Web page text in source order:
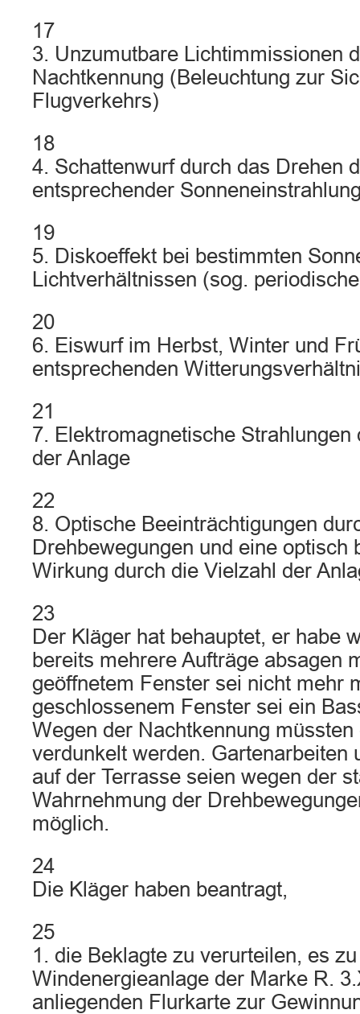
17
3. Unzumutbare Lichtimmissionen
Nachtkennung (Beleuchtung zur
Flugverkehrs)
18
4. Schattenwurf durch das Drehen
entsprechender
19
5. Diskoeffekt bei bestimmten
Lichtverhältnissen (sog.
20
6. Eiswurf im Herbst, Winter und
entsprechenden
21
7. Elektromagnetische Strahlungen
der Anlage
22
8. Optische Beeinträchtigungen
Drehbewegungen und eine optisch
Wirkung durch die Vielzahl der
23
Der Kläger hat behauptet, er habe
bereits mehrere Aufträge absagen
geöffnetem Fenster sei nicht mehr
geschlossenem Fenster sei ein
Wegen der Nachtkennung
verdunkelt werden. Gartenarbeiten
auf der Terrasse seien wegen der
Wahrnehmung der
möglich.
24
Die Kläger haben beantragt,
25
1. die Beklagte zu verurteilen, es
Windenergieanlage der Marke R.
anliegenden Flurkarte zur